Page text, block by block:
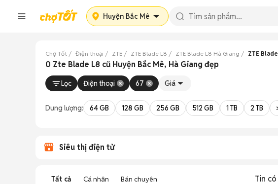
Huyện Bắc Mê
Chợ Tốt Điện thoại ZTE ZTE Blade L8 ZTE Blade L8 Hà Giang ZTE
0 Zte Blade L8 cũ Huyện Bắc Mê, Hà Giang đẹp
Lọc Điện thoại 67 Giá
Dung lượng: 64 GB 128 GB 256 GB 512 GB 1 TB 2 TB
Siêu thị điện tử
Tất cả Cá nhân Bán chuyên Tin